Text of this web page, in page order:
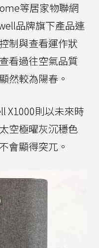
等居家物聯網
品牌旗下產品連
制與查看運作狀
看過往空氣品質
然較為陽春。
X1000則以未來時
空極曜灰沉穩色
會顯得突兀。